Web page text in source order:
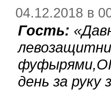
04.12.2018 в
Гость: «
день за